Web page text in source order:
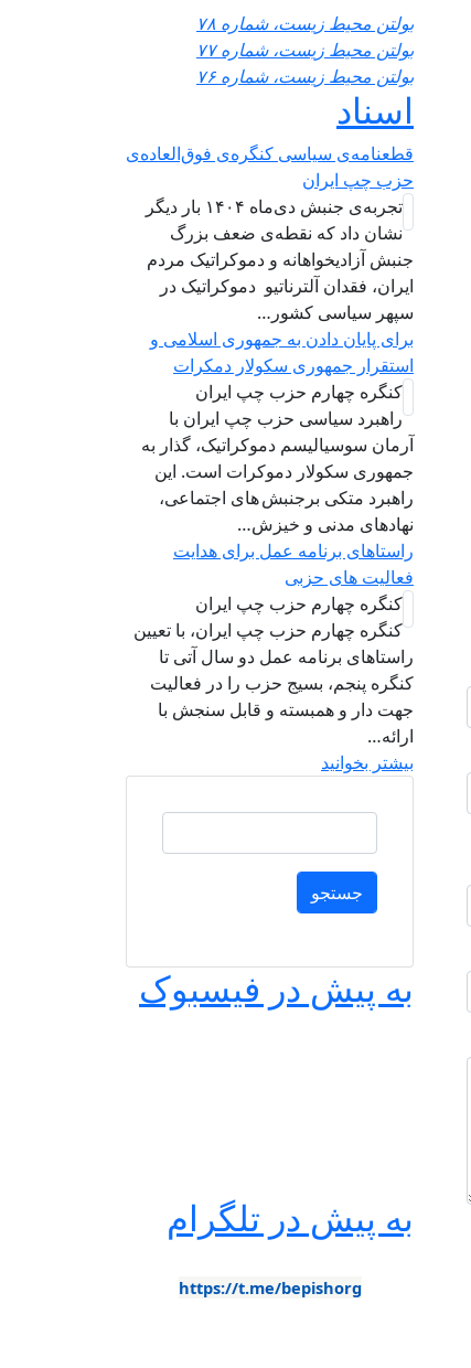
بولتن محیط زیست، شماره ۷۸
بولتن محیط زیست، شماره ۷۷
بولتن محیط زیست، شماره ۷۶
اسناد
قطعنامه‌ی سیاسی کنگره‌ی فوق‌العاده‌ی
حزب چپ ایران
تجربه‌ی جنبش دی‌ماه ۱۴۰۴ بار دیگر
نشان داد که نقطه‌ی ضعف بزرگ
جنبش آزادیخواهانه و دموکراتیک مردم
ایران، فقدان آلترناتیو دموکراتیک در
سپهر سیاسی کشور…
برای پایان دادن به جمهوری اسلامی و
استقرار جمهوری سکولار دمکرات
کنگره چهارم حزب چپ ایران
راهبرد سياسی حزب چپ ایران با
آرمان سوسیالیسم دموکراتیک، گذار به
جمهوری سکولار دموکرات است. این
راهبرد متکی برجنبش های اجتماعی،
نهادهای مدنی و خیزش‌…
راستاهای برنامه عمل برای هدایت
فعالیت های حزبی
کنگره چهارم حزب چپ ایران
کنگره چهارم حزب چپ ایران، با تعیین
راستاهای برنامه عمل دو سال آتی تا
کنگره پنجم، بسیج حزب را در فعالیت
جهت دار و همبسته و قابل سنجش با
ارائه…
بیشتر بخوانید
به پیش در فیسبوک
به پیش در تلگرام
https://t.me/bepishorg